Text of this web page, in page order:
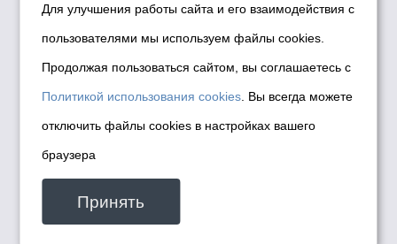
© Департамент информационной политики мэрии
города Новосибирска, 2026
Политика использования Cookies
Политика по обработке персональных
данных в информационных системах
мэрии города Новосибирска
malinchukvl@mail.ru
Для улучшения работы сайта и его взаимодействия с
пользователями мы используем файлы cookies.
Продолжая пользоваться сайтом, вы соглашаетесь с
Политикой использования cookies . Вы всегда можете
отключить файлы cookies в настройках вашего
браузера
Принять